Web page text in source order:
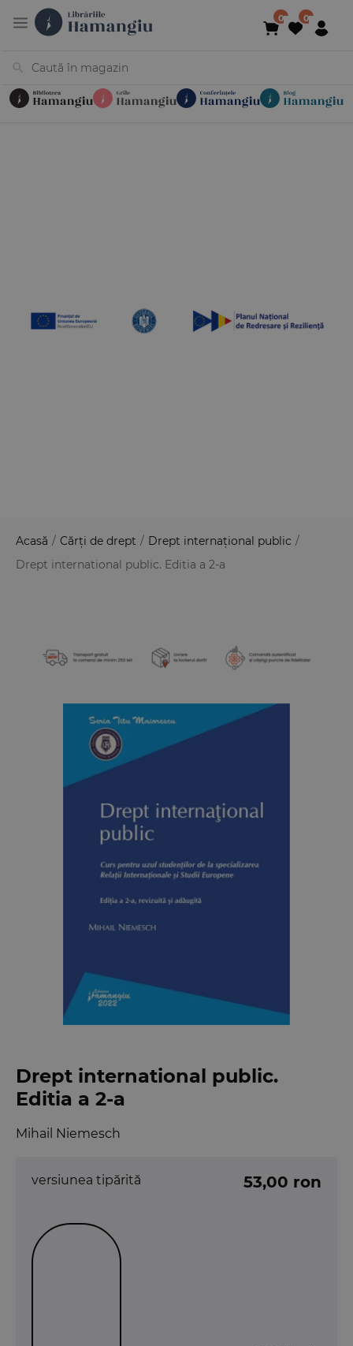
Acasă / Cărți de drept / Drept internațional public /
Drept international public. Editia a 2-a
Drept international public.
Editia a 2-a
Mihail Niemesch
versiunea tipărită 53,00 ron